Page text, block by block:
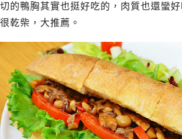
切的鴨胸其實也挺好吃的，肉質也還蠻
很乾柴，大推薦。